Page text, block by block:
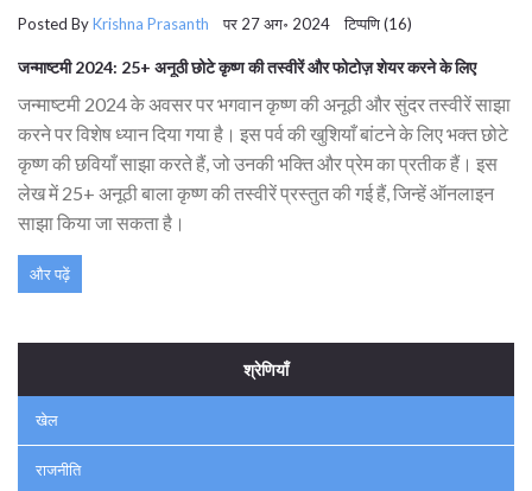
Posted ByKrishna Prasanth पर 27 अग॰ 2024 टिप्पणि (16)
जन्माष्टमी 2024: 25+ अनूठी छोटे कृष्ण की तस्वीरें और फोटोज़ शेयर करने के लिए
जन्माष्टमी 2024 के अवसर पर भगवान कृष्ण की अनूठी और सुंदर तस्वीरें साझा
करने पर विशेष ध्यान दिया गया है। इस पर्व की खुशियाँ बांटने के लिए भक्त छोटे
कृष्ण की छवियाँ साझा करते हैं, जो उनकी भक्ति और प्रेम का प्रतीक हैं। इस
लेख में 25+ अनूठी बाला कृष्ण की तस्वीरें प्रस्तुत की गई हैं, जिन्हें ऑनलाइन
साझा किया जा सकता है।
और पढ़ें
श्रेणियाँ
खेल
राजनीति